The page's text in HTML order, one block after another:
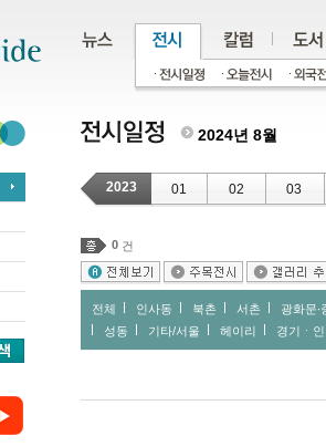
2024년 8월
2023 01 02 03
0 건
전체 인사동 북촌 서촌
광화문∙
성동
기타/서울 헤이리 경기ㆍ